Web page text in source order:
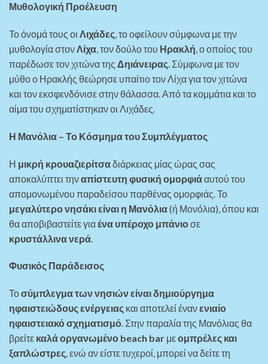
Μυθολογική Προέλευση
Το όνομά τους οι Λιχάδες, το οφείλουν σύμφωνα με την
μυθολογία στονΛίχα, τον δούλο του Ηρακλή, ο οποίος του
παρέδωσε τον χιτώνα της Δηιάνειρας. Σύμφωνα με τον
μύθο ο Ηρακλής θεώρησε υπαίτιο τον Λίχα για τον χιτώνα
και τον εκσφενδόνισε στην θάλασσα. Από τα κομμάτια και το
αίμα του σχηματίστηκαν οι Λιχάδες.
Η Μανόλια – Το Κόσμημα του Συμπλέγματος
Η μικρή κρουαζιερίτσαδιάρκειας μίας ώρας σας
αποκαλύπτει τηναπίστευτη φυσική ομορφιάαυτού του
απομονωμένου παραδείσου παρθένας ομορφιάς. Το
μεγαλύτερο νησάκι είναι η Μανόλια(ή Μονόλια), όπου και
θα αποβιβαστείτε γιαένα υπέροχο μπάνιοσε
κρυστάλλινα νερά
Φυσικός Παράδεισος
Τοσύμπλεγμα των νησιών είναι δημιούργημα
ηφαιστειώδους ενέργειας και αποτελεί ένανενιαίο
ηφαιστειακό σχηματισμό. Στην παραλία της Μανόλιας θα
βρείτε καλά οργανωμένο beach bar μεομπρέλες και
ξαπλώστρες, ενώ αν είστε τυχεροί, μπορεί να δείτε τη